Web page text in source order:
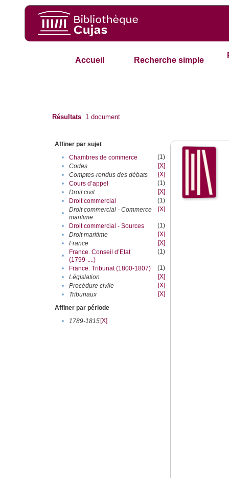
Accueil Recherche simple
Résultats 1 document
Affiner par sujet
•
Chambres de commerce
(1)
•
Codes
[X]
•
Comptes-rendus des débats
[X]
•
Cours d’appel
(1)
•
Droit civil
[X]
•
Droit commercial
(1)
•
Droit commercial - Commerce
maritime
[X]
• Droit commercial - Sources
(1)
•
Droit maritime
[X]
•
France
[X]
•
France. Conseil d’Etat
(1799-....)
(1)
• France. Tribunat (1800-1807)
(1)
•
Législation
[X]
•
Procédure civile
[X]
•
Tribunaux
[X]
Affiner par période
•
1789-1815[X]